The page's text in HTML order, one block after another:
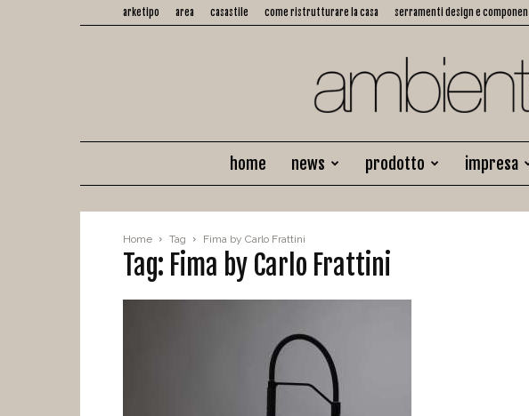
arketipo area casastile come ristrutturare la casa serramenti design e
home news prodotto impresa
Home Tag Fima by Carlo Frattini
Tag: Fima by Carlo Frattini